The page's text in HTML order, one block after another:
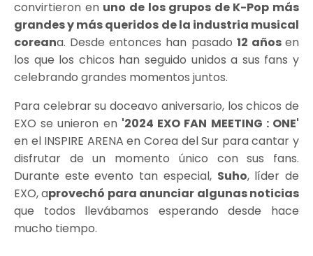
convirtieron en uno de los grupos de K-Pop más
grandes y más queridos de la industria musical
coreana. Desde entonces han pasado 12 añosen
los que los chicos han seguido unidos a sus fans y
celebrando grandes momentos juntos.
Para celebrar su doceavo aniversario, los chicos de
EXO se unieron en '2024 EXO FAN MEETING : ONE'
en el INSPIRE ARENA en Corea del Sur para cantar y
disfrutar de un momento único con sus fans.
Durante este evento tan especial, Suho, líder de
EXO, aprovechó para anunciar algunas noticias
que todos llevábamos esperando desde hace
mucho tiempo.